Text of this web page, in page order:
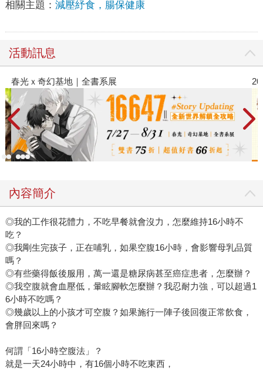
相關主題： 減壓紓食，腸保健康
活動訊息
春光ｘ奇幻基地｜全書系展
內容簡介
◎我的工作很花體力，不吃早餐就會沒力，怎麼維持16小時不
吃？
◎我剛生完孩子，正在哺乳，如果空腹16小時，會影響母乳品質
嗎？
◎有些藥得飯後服用，萬一還是糖尿病甚至癌症患者，怎麼辦？
◎我空腹就會血壓低，暈眩腳軟怎麼辦？我忍耐力強，可以超過1
6小時不吃嗎？
◎幾歲以上的小孩才可空腹？如果施行一陣子後回復正常飲食，
會胖回來嗎？
何謂「16小時空腹法」？
就是一天24小時中，有16個小時不吃東西，